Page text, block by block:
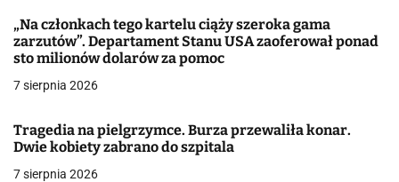
a
w
i
s
„Na członkach tego kartelu ciąży szeroka gama
zarzutów”. Departament Stanu USA zaoferował ponad
sto milionów dolarów za pomoc
7 sierpnia 2026
Tragedia na pielgrzymce. Burza przewaliła konar.
Dwie kobiety zabrano do szpitala
7 sierpnia 2026